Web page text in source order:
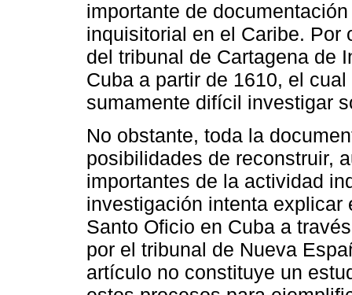
importante de
inquisitorial en el Caribe. Por
del tribunal de Cartagena de
Cuba a partir de 1610, el
sumamente difícil investigar
No obstante, toda la
posibilidades de reconstruir,
importantes de la actividad
investigación intenta
Santo Oficio en Cuba a
por el tribunal de Nueva
artículo no constituye un